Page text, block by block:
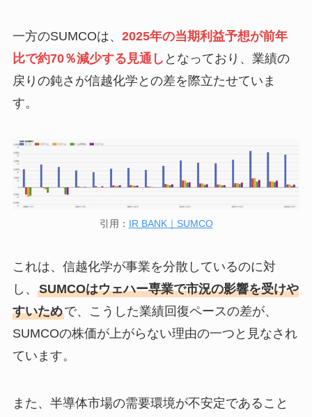
一方のSUMCOは、 2025年の当期利益予想が前年
比で約70％減少する見通し となっており、業績の
戻りの鈍さが信越化学との差を際立たせていま
す。
引用： IR BANK｜SUMCO
これは、信越化学が事業を分散しているのに対
し、 SUMCOはウェハー専業で市況の影響を受けや
すいためで、こうした業績回復ペースの差が、
SUMCOの株価が上がらない理由の一つと見なされ
ています。
また、半導体市場の需要環境が不安定であること